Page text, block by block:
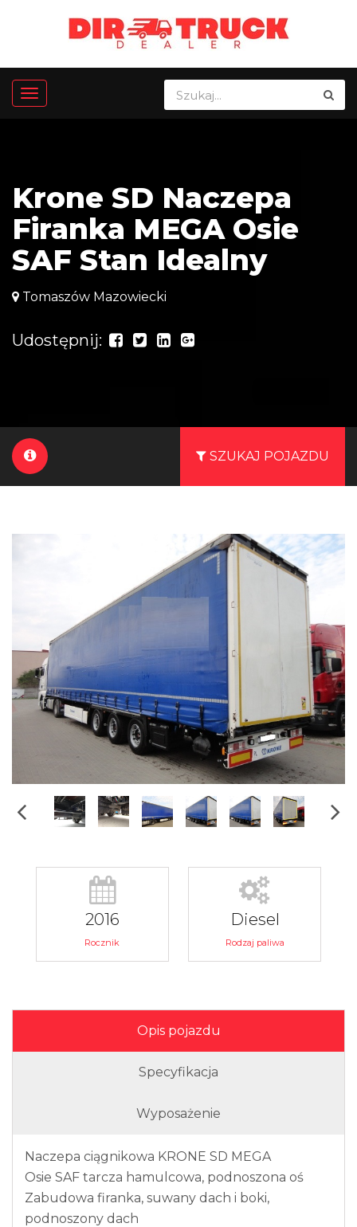
Krone SD Naczepa
Firanka MEGA Osie
SAF Stan Idealny
Tomaszów Mazowiecki
Udostępnij:
SZUKAJ POJAZDU
2016
Rocznik
Diesel
Rodzaj paliwa
Opis pojazdu
Specyfikacja
Wyposażenie
Naczepa ciągnikowa KRONE SD MEGA
Osie SAF tarcza hamulcowa, podnoszona oś
Zabudowa firanka, suwany dach i boki,
podnoszony dach